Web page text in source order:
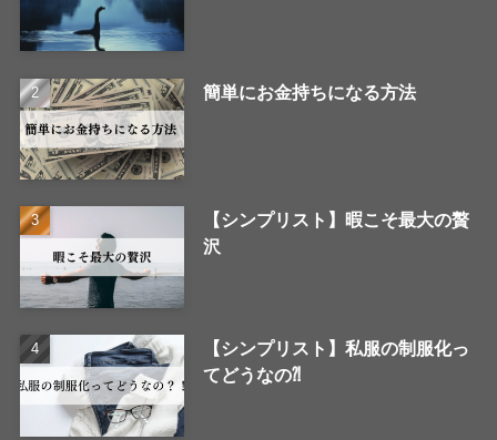
簡単にお金持ちになる方法
【シンプリスト】暇こそ最大の贅
沢
【シンプリスト】私服の制服化っ
てどうなの⁈